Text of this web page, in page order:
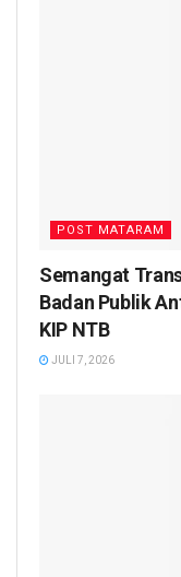
POST MATARAM
Semangat
Badan Publik
KIP NTB
JULI 7, 2026